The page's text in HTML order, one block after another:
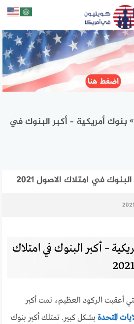
» بنوك أمريكية – أكبر البنوك في
في امتلاك الاصول 2021
– أكبر البنوك في امتلاك
أعقبت الركود العظيم، نمت أكبر
المتحدة بشكل كبير. تمتلك أكبر بنوك